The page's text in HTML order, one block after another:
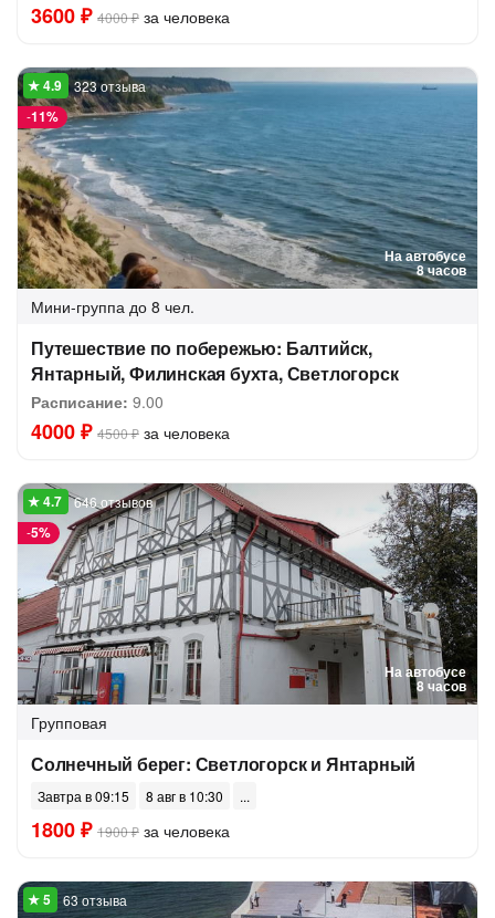
3600 ₽ 4000 ₽ за человека
На автобусе
8 часов
-11%
323 отзыва
Мини-группа до 8 чел.
Путешествие по побережью: Балтийск,
Янтарный, Филинская бухта, Светлогорск
Расписание: 9.00
4000 ₽ 4500 ₽ за человека
На автобусе
8 часов
-5%
646 отзывов
Групповая
Солнечный берег: Светлогорск и Янтарный
Завтра в 09:15 8 авг в 10:30
1800 ₽ 1900 ₽ за человека
63 отзыва